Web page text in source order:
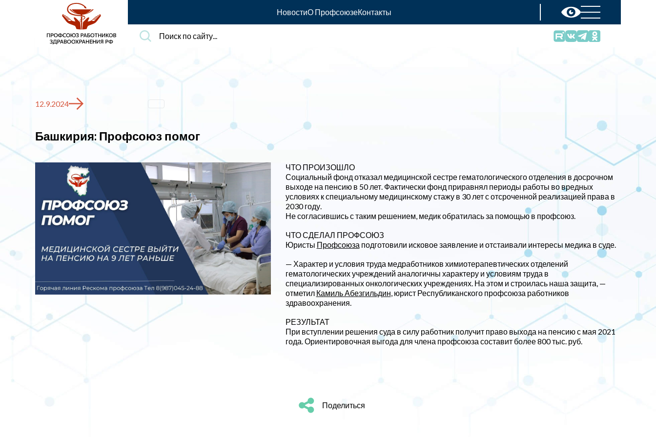
НовостиО ПрофсоюзеКонтакты
Поиск
по
12.9.2024
Башкирия: Профсоюз помог
ЧТО ПРОИЗОШЛО
Социальный фонд отказал медицинской сестре гематологического отделения в досрочном
выходе на пенсию в 50 лет. Фактически фонд приравнял периоды работы во вредных
условиях к специальному медицинскому стажу в 30 лет с отсроченной реализацией права в
2030 году.
Не согласившись с таким решением, медик обратилась за помощью в профсоюз.
ЧТО СДЕЛАЛ ПРОФСОЮЗ
Юристы Профсоюза подготовили исковое заявление и отстаивали интересы медика в суде.
— Характер и условия труда медработников химиотерапевтических отделений
гематологических учреждений аналогичны характеру и условиям труда в
специализированных онкологических учреждениях. На этом и строилась наша защита, —
отметил Камиль Абезгильдин, юрист Республиканского профсоюза работников
здравоохранения.
РЕЗУЛЬТАТ
При вступлении решения суда в силу работник получит право выхода на пенсию с мая 2021
года. Ориентировочная выгода для члена профсоюза составит более 800 тыс. руб.
Поделиться